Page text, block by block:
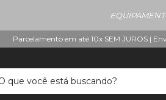
Parcelamento em até 10x SEM JUROS |